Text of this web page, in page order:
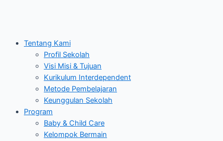
Tentang Kami
Profil Sekolah
Visi Misi & Tujuan
Kurikulum Interdependent
Metode Pembelajaran
Keunggulan Sekolah
Program
Baby & Child Care
Kelompok Bermain